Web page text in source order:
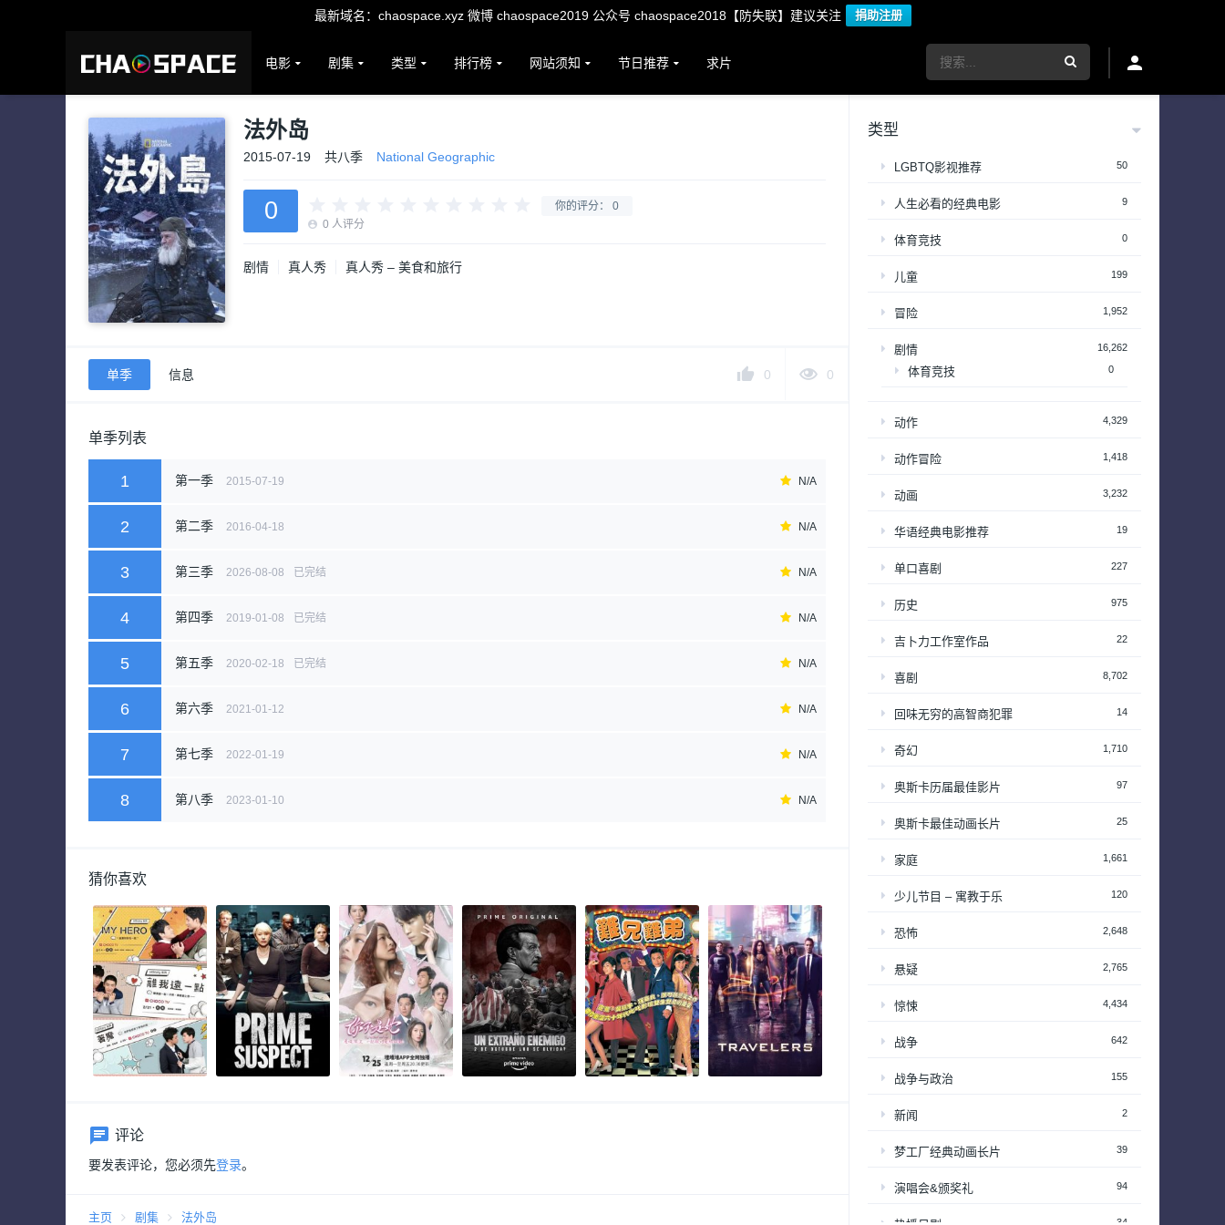
最新域名：chaospace.xyz 微博 chaospace2019 公众号 chaospace2018【防失联】建议关注 捐助注册
电影 剧集 类型 排行榜 网站须知 节日推荐 求片
法外岛
2015-07-19 共八季 National Geographic
你的评分： 0
0 0 人评分
剧情 真人秀 真人秀 – 美食和旅行
0 0
单季 信息
单季列表
1 第一季 2015-07-19 N/A
2 第二季 2016-04-18 N/A
3 第三季 2026-08-08 已完结 N/A
4 第四季 2019-01-08 已完结 N/A
5 第五季 2020-02-18 已完结 N/A
6 第六季 2021-01-12 N/A
7 第七季 2022-01-19 N/A
8 第八季 2023-01-10 N/A
猜你喜欢
评论
要发表评论，您必须先登录。
主页 剧集 法外岛
类型
LGBTQ影视推荐 50
人生必看的经典电影 9
体育竞技 0
儿童 199
冒险 1,952
剧情 16,262
体育竞技 0
动作 4,329
动作冒险 1,418
动画 3,232
华语经典电影推荐 19
单口喜剧 227
历史 975
吉卜力工作室作品 22
喜剧 8,702
回味无穷的高智商犯罪 14
奇幻 1,710
奥斯卡历届最佳影片 97
奥斯卡最佳动画长片 25
家庭 1,661
少儿节目 – 寓教于乐 120
恐怖 2,648
悬疑 2,765
惊悚 4,434
战争 642
战争与政治 155
新闻 2
梦工厂经典动画长片 39
演唱会&颁奖礼 94
34